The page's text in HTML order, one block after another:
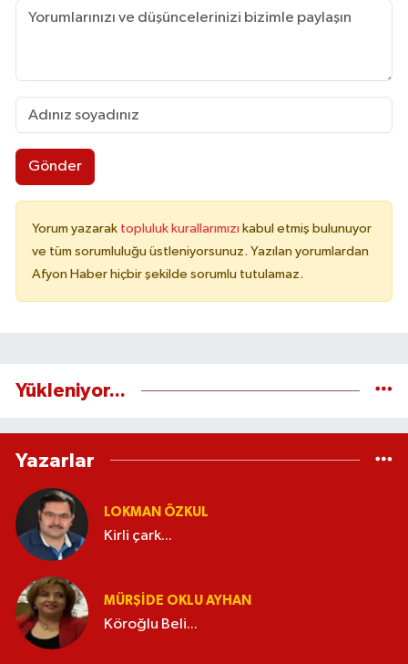
Gönder
Yorum yazarak topluluk kurallarımızı kabul etmiş bulunuyor
ve tüm sorumluluğu üstleniyorsunuz. Yazılan yorumlardan
Afyon Haber hiçbir şekilde sorumlu tutulamaz.
Yükleniyor...
Yazarlar
LOKMAN ÖZKUL
Kirli çark...
MÜRŞIDE OKLU AYHAN
Köroğlu Beli...